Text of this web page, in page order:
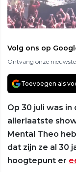
Volg ons op
Ontvang onze
Toevoegen als
Op 30 juli was
allerlaatste
Mental Theo
dat zijn ze al 30
hoogtepunt er